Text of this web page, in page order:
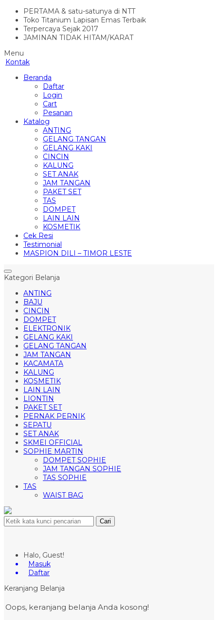
PERTAMA & satu-satunya di NTT
Toko Titanium Lapisan Emas Terbaik
Terpercaya Sejak 2017
JAMINAN TIDAK HITAM/KARAT
Menu
Kontak
Beranda
Daftar
Login
Cart
Pesanan
Katalog
ANTING
GELANG TANGAN
GELANG KAKI
CINCIN
KALUNG
SET ANAK
JAM TANGAN
PAKET SET
TAS
DOMPET
LAIN LAIN
KOSMETIK
Cek Resi
Testimonial
MASPION DILI – TIMOR LESTE
Kategori Belanja
ANTING
BAJU
CINCIN
DOMPET
ELEKTRONIK
GELANG KAKI
GELANG TANGAN
JAM TANGAN
KACAMATA
KALUNG
KOSMETIK
LAIN LAIN
LIONTIN
PAKET SET
PERNAK PERNIK
SEPATU
SET ANAK
SKMEI OFFICIAL
SOPHIE MARTIN
DOMPET SOPHIE
JAM TANGAN SOPHIE
TAS SOPHIE
TAS
WAIST BAG
Cari
Halo, Guest!
Masuk
Daftar
Keranjang Belanja
Oops, keranjang belanja Anda kosong!